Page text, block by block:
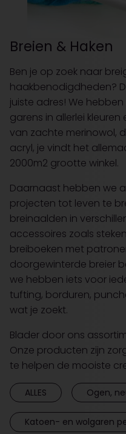
Breien & Haken
Ben je op zoek naar
haakbenodigdheden?
juiste adres! We
garens in allerlei
van zachte merinowol,
acryl, je vindt het
2000m2 grootte winkel.
Daarnaast hebben we
projecten tot leven te
breinaalden in
accessoires zoals
breiboeken met
doorgewinterde breier
we hebben iets voor
tufting, borduren,
wat je zoekt.
Blader door ons
Onze producten zijn
te helpen de mooiste
ALLES Ogen,
Katoen- en wolgaren